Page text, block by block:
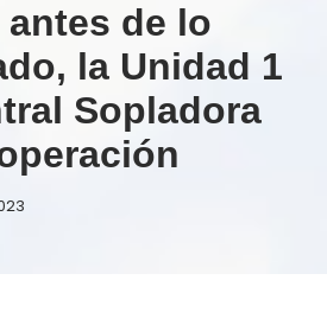
de lo
la Unidad 1
Sopladora